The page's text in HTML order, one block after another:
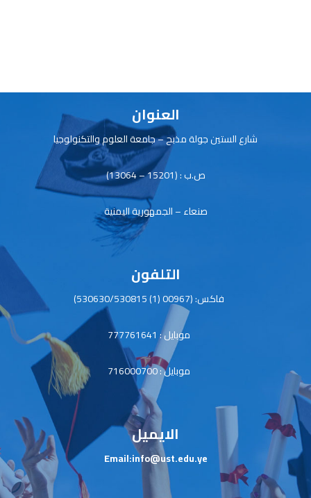
p
العنوان
شارع الستين جولة مذبح – جامعة العلوم والتكنولوجيا
ص.ب : (15201 – 13064)
صنعاء – الجمهورية اليمنية
التلفون
فاكس: (00967 (1) 530630/530815)
موبايل : 777761641
موبايل : 716000700
الايميل
Email:info@ust.edu.ye